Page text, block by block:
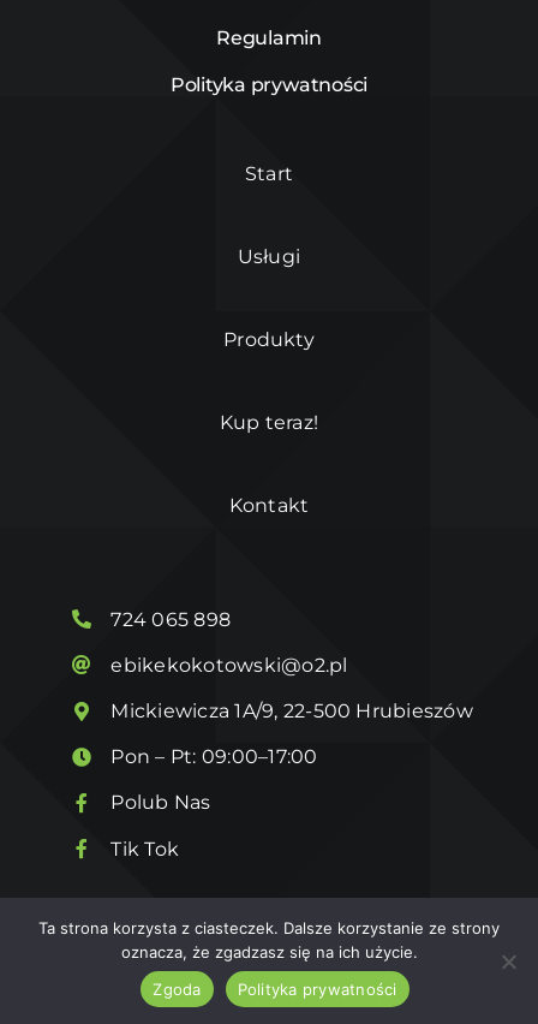
Regulamin
Polityka prywatności
Start
Usługi
Produkty
Kup teraz!
Kontakt
724 065 898
ebikekokotowski@o2.pl
Mickiewicza 1A/9, 22-500 Hrubieszów
Pon – Pt: 09:00–17:00
Polub Nas
Tik Tok
© 2026eBike Kokotowski WykonanieKuba Art
Ta strona korzysta z ciasteczek. Dalsze korzystanie ze strony
oznacza, że zgadzasz się na ich użycie.
Zgoda
Polityka prywatności